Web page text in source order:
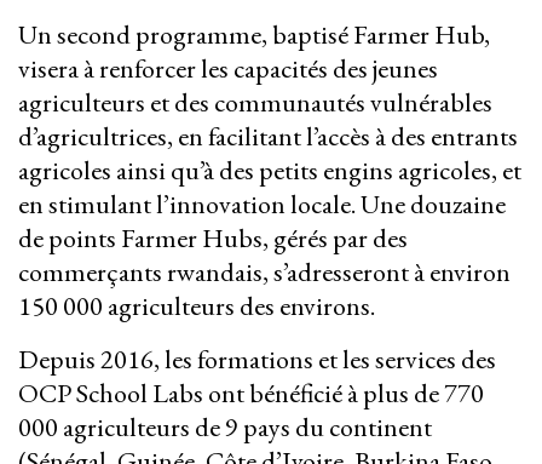
Un second programme, baptisé Farmer Hub,
visera à renforcer les capacités des jeunes
agriculteurs et des communautés vulnérables
d’agricultrices, en facilitant l’accès à des entrants
agricoles ainsi qu’à des petits engins agricoles, et
en stimulant l’innovation locale. Une douzaine
de points Farmer Hubs, gérés par des
commerçants rwandais, s’adresseront à environ
150 000 agriculteurs des environs.
Depuis 2016, les formations et les services des
OCP School Labs ont bénéficié à plus de 770
000 agriculteurs de 9 pays du continent